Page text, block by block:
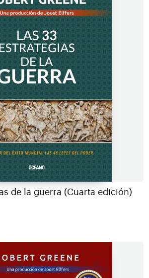
de la guerra (Cuarta edición)